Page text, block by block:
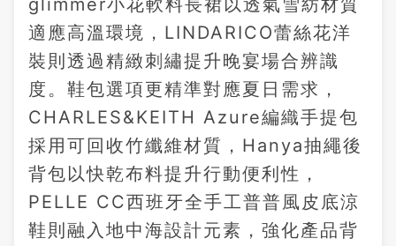
glimmer小花軟料長裙以透氣雪紡材質
適應高溫環境，LINDARICO蕾絲花洋
裝則透過精緻刺繡提升晚宴場合辨識
度。鞋包選項更精準對應夏日需求，
CHARLES&KEITH Azure編織手提包
採用可回收竹纖維材質，Hanya抽繩後
背包以快乾布料提升行動便利性，
PELLE CC西班牙全手工普普風皮底涼
鞋則融入地中海設計元素，強化產品背